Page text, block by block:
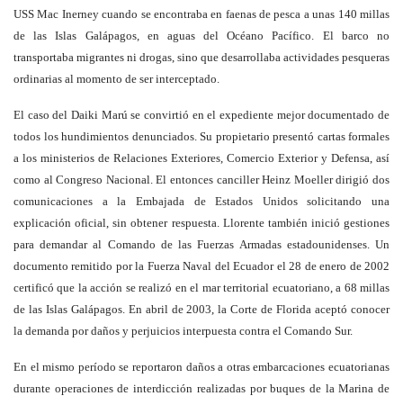
USS Mac Inerney cuando se encontraba en faenas de pesca a unas 140 millas
de las Islas Galápagos, en aguas del Océano Pacífico. El barco no
transportaba migrantes ni drogas, sino que desarrollaba actividades pesqueras
ordinarias al momento de ser interceptado.
El caso del Daiki Marú se convirtió en el expediente mejor documentado de
todos los hundimientos denunciados. Su propietario presentó cartas formales
a los ministerios de Relaciones Exteriores, Comercio Exterior y Defensa, así
como al Congreso Nacional. El entonces canciller Heinz Moeller dirigió dos
comunicaciones a la Embajada de Estados Unidos solicitando una
explicación oficial, sin obtener respuesta. Llorente también inició gestiones
para demandar al Comando de las Fuerzas Armadas estadounidenses. Un
documento remitido por la Fuerza Naval del Ecuador el 28 de enero de 2002
certificó que la acción se realizó en el mar territorial ecuatoriano, a 68 millas
de las Islas Galápagos. En abril de 2003, la Corte de Florida aceptó conocer
la demanda por daños y perjuicios interpuesta contra el Comando Sur.
En el mismo período se reportaron daños a otras embarcaciones ecuatorianas
durante operaciones de interdicción realizadas por buques de la Marina de